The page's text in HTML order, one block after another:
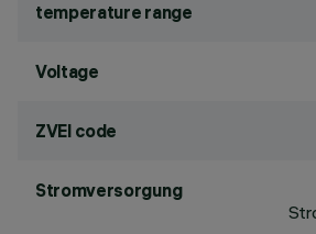
temperature range
Voltage
ZVEI code
Stromversorgung